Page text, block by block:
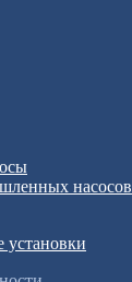
насосов
установки